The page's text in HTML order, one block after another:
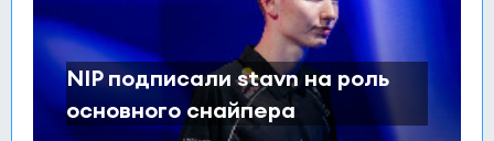
NIP подписали stavn на роль
основного снайпера